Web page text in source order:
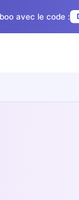
avec le code :